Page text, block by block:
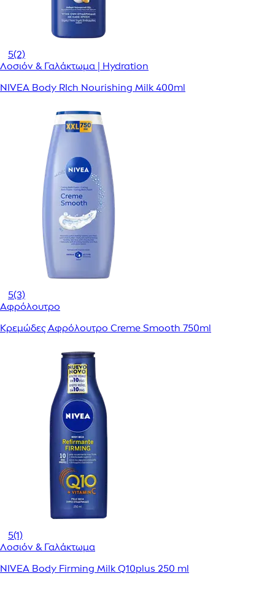
5(2)
Λοσιόν & Γαλάκτωμα | Hydration
NIVEA Body RIch Nourishing Milk 400ml
5(3)
Αφρόλουτρο
Κρεμώδες Αφρόλουτρο Creme Smooth 750ml
5(1)
Λοσιόν & Γαλάκτωμα
NIVEA Body Firming Milk Q10plus 250 ml